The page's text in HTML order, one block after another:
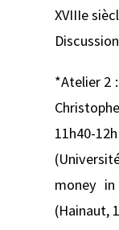
XVIIIe
*Atelier 2
11h40-
money
(Hainaut,